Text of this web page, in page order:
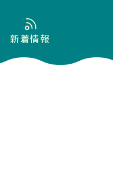
新着情報